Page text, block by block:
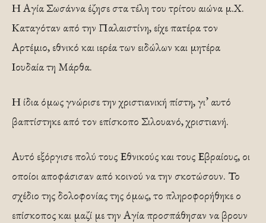
Η Αγία Σωσάννα έζησε στα τέλη του τρίτου αιώνα μ.Χ.
Καταγόταν από την Παλαιστίνη, είχε πατέρα τον
Αρτέμιο, εθνικό και ιερέα των ειδώλων και μητέρα
Ιουδαία τη Μάρθα.
Η ίδια όμως γνώρισε την χριστιανική πίστη, γι’ αυτό
βαπτίστηκε από τον επίσκοπο Σιλουανό, χριστιανή.
Αυτό εξόργισε πολύ τους Εθνικούς και τους Εβραίους, οι
οποίοι αποφάσισαν από κοινού να την σκοτώσουν. Το
σχέδιο της δολοφονίας της όμως, το πληροφορήθηκε ο
επίσκοπος και μαζί με την Αγία προσπάθησαν να βρουν